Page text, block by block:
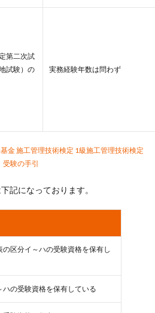
第二次試
試験） の
実務経験年数は問わず
金 施工管理技術検定 1級施工管理技術検定
受験の手引
記になっております。
区分イ～ハの受験資格を保有し
の受験資格を保有している